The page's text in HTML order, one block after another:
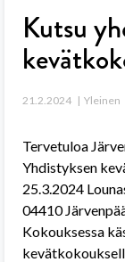
Kutsu
21.2.2024 Yleinen
Tervetuloa
Yhdistyksen
25.3.2024
04410
Kokouksessa